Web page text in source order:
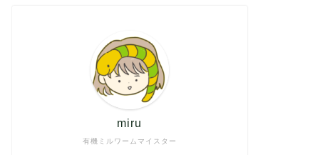
有機ミルワームマイスター
miru